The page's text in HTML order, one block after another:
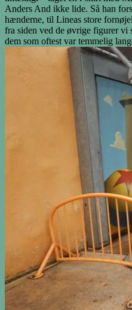
Anders And ikke lide. Så han
hænderne, til Lineas store
fra siden ved de øvrige figurer vi
dem som oftest var temmelig